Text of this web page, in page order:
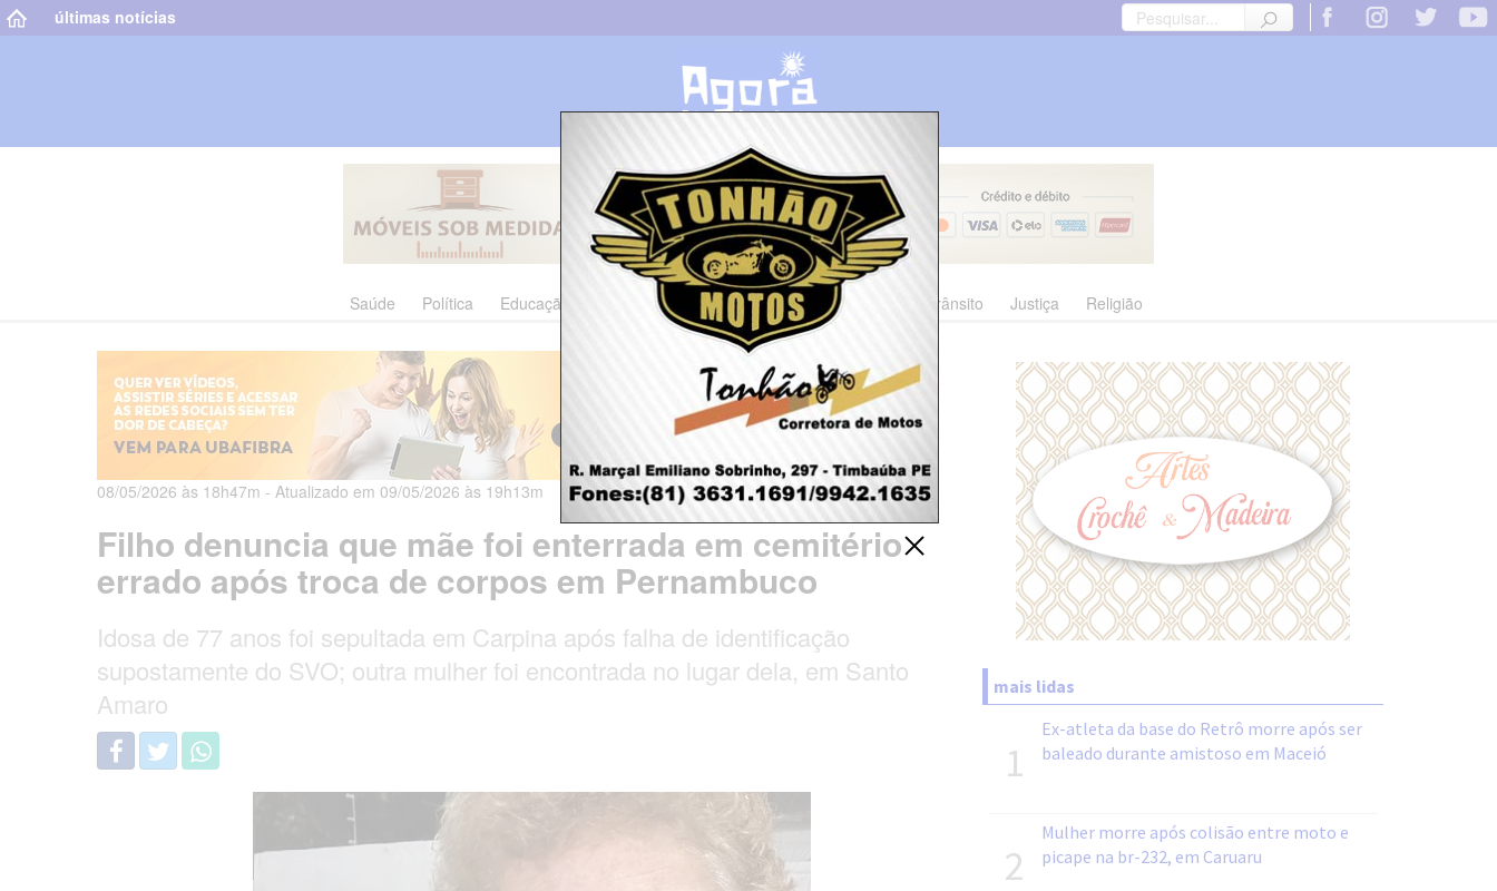
últimas notícias
Saúde Política Educação Cultura Polícia Economia Trânsito Justiça Religião
08/05/2026 às 18h47m - Atualizado em 09/05/2026 às 19h13m
Filho denuncia que mãe foi enterrada em cemitério
errado após troca de corpos em Pernambuco
Idosa de 77 anos foi sepultada em Carpina após falha de identificação
supostamente do SVO; outra mulher foi encontrada no lugar dela, em Santo
Amaro
mais lidas
1
Ex-atleta da base do Retrô morre após ser
baleado durante amistoso em Maceió
2
Mulher morre após colisão entre moto e
picape na br-232, em Caruaru